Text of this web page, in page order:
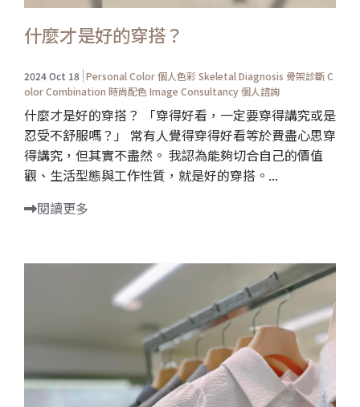
什麼才是好的穿搭？
2024 Oct 18 Personal Color 個人色彩 Skeletal Diagnosis 骨架診斷C
olor Combination 時尚配色Image Consultancy 個人諮詢
什麼才是好的穿搭？ 「穿得好看，一定要穿得講究或是
忍受不舒服嗎？」 常有人覺得穿得好看等於費盡心思穿
得講究，但其實不盡然。 我認為能夠切合自己的價值
觀、生活型態與工作性質，就是好的穿搭。...
閱讀更多